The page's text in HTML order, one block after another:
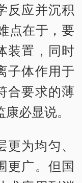
反应并沉积
点在于，要
装置，同时
子体作用于
合要求的薄
必显说。
为均匀、
更广。但国